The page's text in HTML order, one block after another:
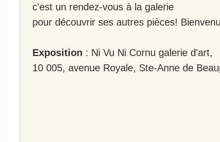
c'est un rendez-vous à la galerie
pour découvrir ses autres pièces!
Exposition : Ni Vu Ni Cornu galerie d'art,
10 005, avenue Royale, Ste-Anne de